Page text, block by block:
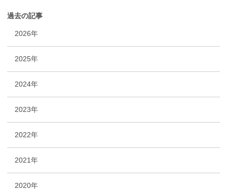
過去の記事
2026年
2025年
2024年
2023年
2022年
2021年
2020年